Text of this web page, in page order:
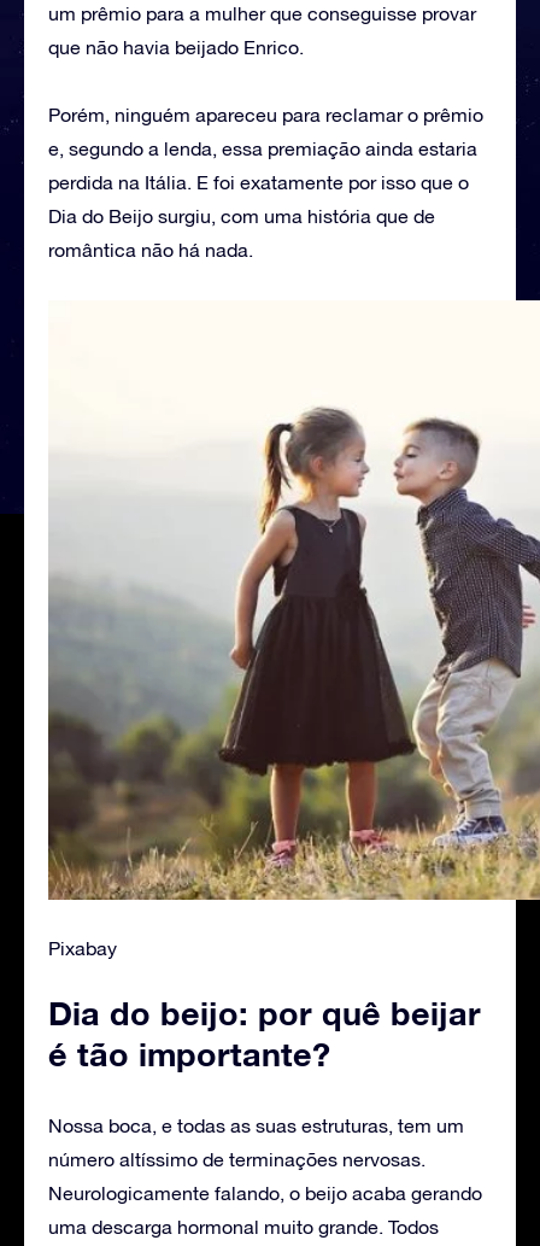
um prêmio para a mulher que conseguisse provar
que não havia beijado Enrico.
Porém, ninguém apareceu para reclamar o prêmio
e, segundo a lenda, essa premiação ainda estaria
perdida na Itália. E foi exatamente por isso que o
Dia do Beijo surgiu, com uma história que de
romântica não há nada.
Pixabay
Dia do beijo: por quê beijar
é tão importante?
Nossa boca, e todas as suas estruturas, tem um
número altíssimo de terminações nervosas.
Neurologicamente falando, o beijo acaba gerando
uma descarga hormonal muito grande. Todos